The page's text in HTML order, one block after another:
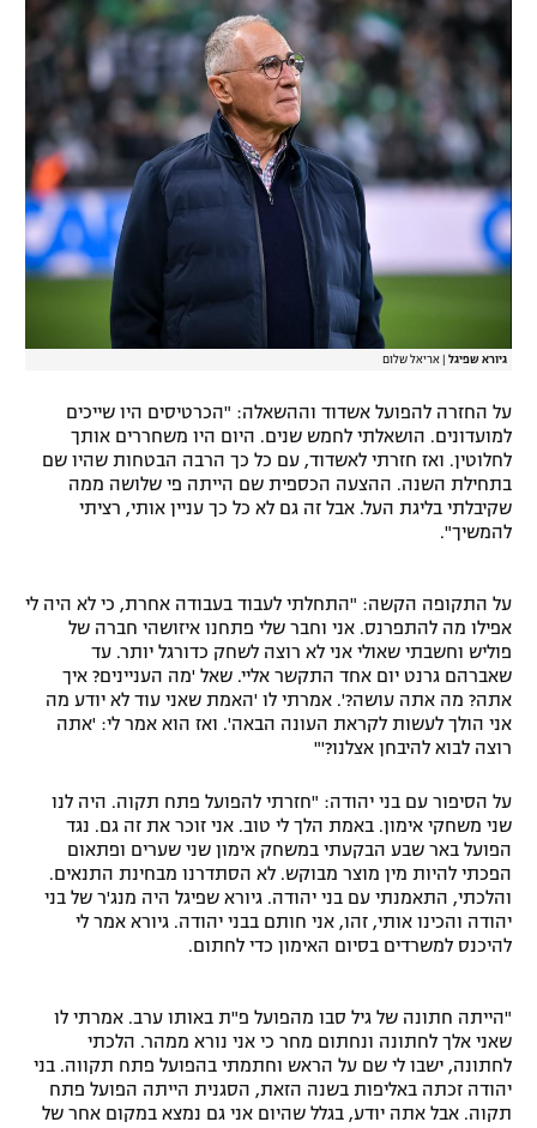
גיורא שפיגל אריאל שלום
על החזרה להפועל אשדוד וההשאלה: "הכרטיסים היו שייכים
למועדונים. הושאלתי לחמש שנים. היום היו משחררים אותך
לחלוטין. ואז חזרתי לאשדוד, עם כל כך הרבה הבטחות שהיו שם
בתחילת השנה. ההצעה הכספית שם הייתה פי שלושה ממה
שקיבלתי בליגת העל. אבל זה גם לא כל כך עניין אותי, רציתי
להמשיך".
על התקופה הקשה: "התחלתי לעבוד בעבודה אחרת, כי לא היה לי
אפילו מה להתפרנס. אני וחבר שלי פתחנו איזושהי חברה של
פוליש וחשבתי שאולי אני לא רוצה לשחק כדורגל יותר. עד
שאברהם גרנט יום אחד התקשר אליי. שאל 'מה העניינים? איך
אתה? מה אתה עושה?'. אמרתי לו 'האמת שאני עוד לא יודע מה
אני הולך לעשות לקראת העונה הבאה'. ואז הוא אמר לי: 'אתה
רוצה לבוא להיבחן אצלנו?'"
על הסיפור עם בני יהודה: "חזרתי להפועל פתח תקוה. היה לנו
שני משחקי אימון. באמת הלך לי טוב. אני זוכר את זה גם. נגד
הפועל באר שבע הבקעתי במשחק אימון שני שערים ופתאום
הפכתי להיות מין מוצר מבוקש. לא הסתדרנו מבחינת התנאים.
והלכתי, התאמנתי עם בני יהודה. גיורא שפיגל היה מנג'ר של בני
יהודה והכינו אותי, זהו, אני חותם בבני יהודה. גיורא אמר לי
להיכנס למשרדים בסיום האימון כדי לחתום.
"הייתה חתונה של גיל סבו מהפועל פ"ת באותו ערב. אמרתי לו
שאני אלך לחתונה ונחתום מחר כי אני נורא ממהר. הלכתי
לחתונה, ישבו לי שם על הראש וחתמתי בהפועל פתח תקווה. בני
יהודה זכתה באליפות בשנה הזאת, הסגנית הייתה הפועל פתח
תקוה. אבל אתה יודע, בגלל שהיום אני גם נמצא במקום אחר של